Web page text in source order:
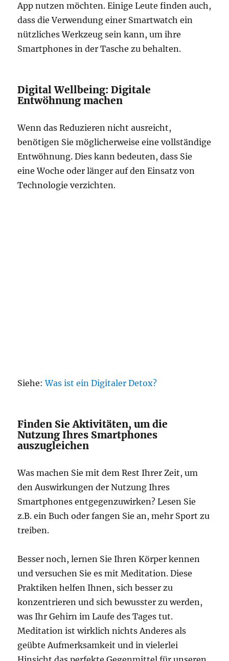
App nutzen möchten. Einige Leute finden auch,
dass die Verwendung einer Smartwatch ein
nützliches Werkzeug sein kann, um ihre
Smartphones in der Tasche zu behalten.
Digital Wellbeing: Digitale
Entwöhnung machen
Wenn das Reduzieren nicht ausreicht,
benötigen Sie möglicherweise eine vollständige
Entwöhnung. Dies kann bedeuten, dass Sie
eine Woche oder länger auf den Einsatz von
Technologie verzichten.
Siehe:Was ist ein Digitaler Detox?
Finden Sie Aktivitäten, um die
Nutzung Ihres Smartphones
auszugleichen
Was machen Sie mit dem Rest Ihrer Zeit, um
den Auswirkungen der Nutzung Ihres
Smartphones entgegenzuwirken? Lesen Sie
z.B. ein Buch oder fangen Sie an, mehr Sport zu
treiben.
Besser noch, lernen Sie Ihren Körper kennen
und versuchen Sie es mit Meditation. Diese
Praktiken helfen Ihnen, sich besser zu
konzentrieren und sich bewusster zu werden,
was Ihr Gehirn im Laufe des Tages tut.
Meditation ist wirklich nichts Anderes als
geübte Aufmerksamkeit und in vielerlei